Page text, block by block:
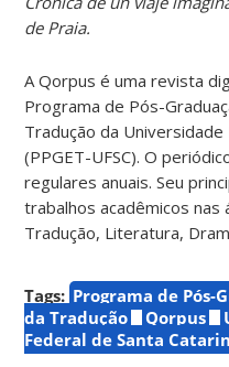
de Praia.
A Qorpus é uma revista
Programa de Pós-
Tradução da Universidade
(PPGET-UFSC). O
regulares anuais. Seu
trabalhos acadêmicos nas
Tradução, Literatura,
Tags: Programa de Pós-
da Tradução
Qorpus
Federal de Santa